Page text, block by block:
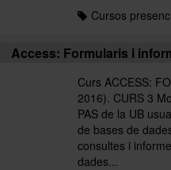
Cursos
Access: Formularis i
Curs ACCESS:
2016). CURS 3
PAS de la UB
de bases de
consultes i
dades...